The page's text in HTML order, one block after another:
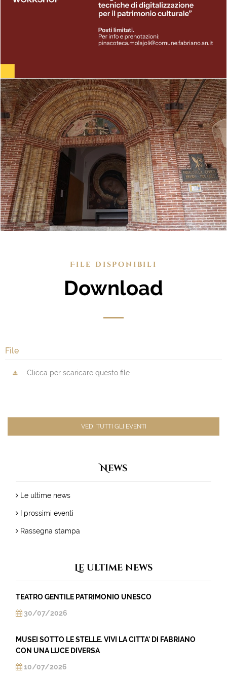
File disponibili
Download
File
Clicca per scaricare questo file
VEDI TUTTI GLI EVENTI
News
Le ultime news
I prossimi eventi
Rassegna stampa
Le ultime news
TEATRO GENTILE PATRIMONIO UNESCO
30/07/2026
MUSEI SOTTO LE STELLE. VIVI LA CITTA' DI FABRIANO
CON UNA LUCE DIVERSA
10/07/2026